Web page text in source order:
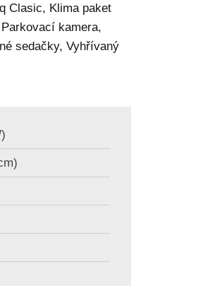
Clasic, Klima paket
kamera,
sedačky, Vyhřívaný